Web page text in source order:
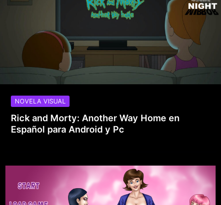
NOVELA VISUAL
Rick and Morty: Another Way Home en
Español para Android y Pc